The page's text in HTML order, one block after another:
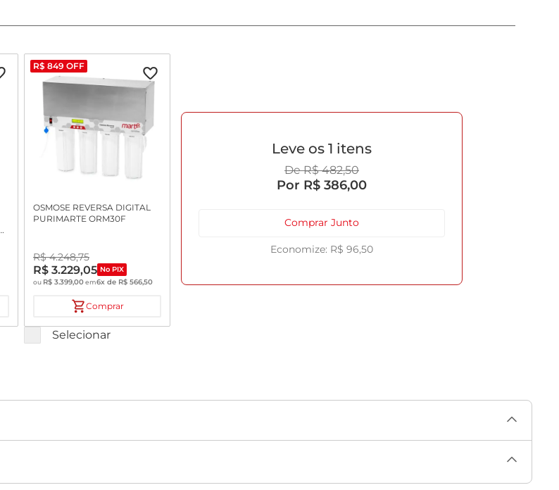
R$ 849 OFF
OSMOSE REVERSA DIGITAL
PURIMARTE ORM30F
R$ 4.248,75
R$ 3.229,05 No PIX
ou R$ 3.399,00em6x de R$ 566,50
Comprar
Selecionar
R$ 482,50
R$ 386,00
1
R$ 96,50
Comprar Junto